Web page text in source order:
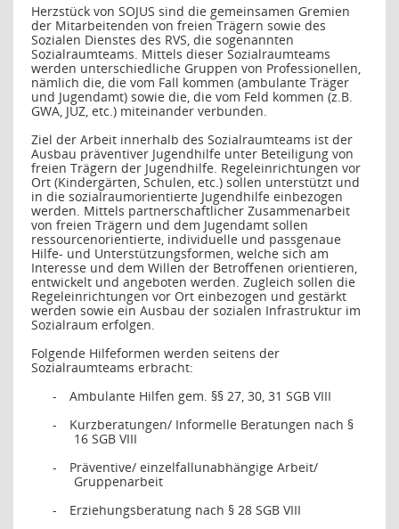
Herzstück von SOJUS sind die gemeinsamen Gremien
der Mitarbeitenden von freien Trägern sowie des
Sozialen Dienstes des RVS, die sogenannten
Sozialraumteams. Mittels dieser Sozialraumteams
werden unterschiedliche Gruppen von Professionellen,
nämlich die, die vom Fall kommen (ambulante Träger
und Jugendamt) sowie die, die vom Feld kommen (z.B.
GWA, JUZ, etc.) miteinander verbunden.
Ziel der Arbeit innerhalb des Sozialraumteams ist der
Ausbau präventiver Jugendhilfe unter Beteiligung von
freien Trägern der Jugendhilfe. Regeleinrichtungen vor
Ort (Kindergärten, Schulen, etc.) sollen unterstützt und
in die sozialraumorientierte Jugendhilfe einbezogen
werden. Mittels partnerschaftlicher Zusammenarbeit
von freien Trägern und dem Jugendamt sollen
ressourcenorientierte, individuelle und passgenaue
Hilfe- und Unterstützungsformen, welche sich am
Interesse und dem Willen der Betroffenen orientieren,
entwickelt und angeboten werden. Zugleich sollen die
Regeleinrichtungen vor Ort einbezogen und gestärkt
werden sowie ein Ausbau der sozialen Infrastruktur im
Sozialraum erfolgen.
Folgende Hilfeformen werden seitens der
Sozialraumteams erbracht:
-
Ambulante Hilfen gem. §§ 27, 30, 31 SGB VIII
-
Kurzberatungen/ Informelle Beratungen nach §
16 SGB VIII
-
Präventive/ einzelfallunabhängige Arbeit/
Gruppenarbeit
-
Erziehungsberatung nach § 28 SGB VIII